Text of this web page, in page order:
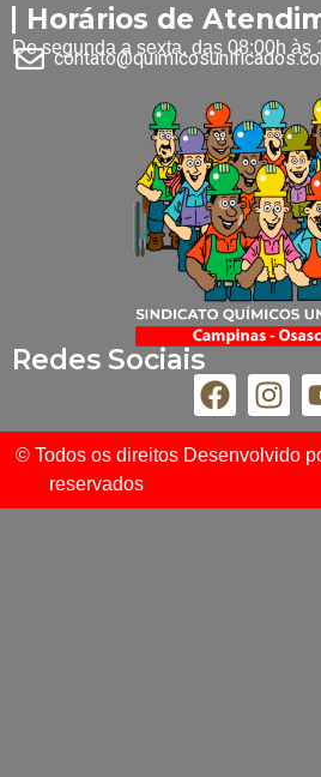
Horários de
De segunda a sexta, das 08:00h às
Redes Sociais
© Todos os direitos
reservados
Desenvolvido